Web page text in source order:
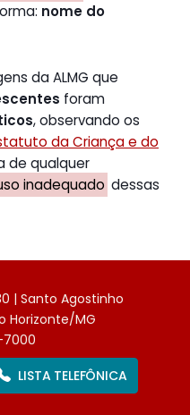
nome do
da ALMG que
foram
, observando os
da Criança e do
de qualquer
inadequado dessas
| Santo Agostinho
Horizonte/MG
7000
LISTA TELEFÔNICA